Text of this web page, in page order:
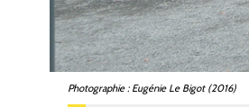
Photographie : Eugénie Le Bigot (2016)